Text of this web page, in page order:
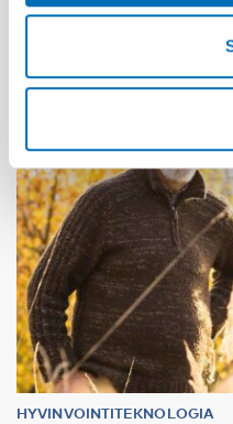
HYVINVOINTITEKNOLOGIA